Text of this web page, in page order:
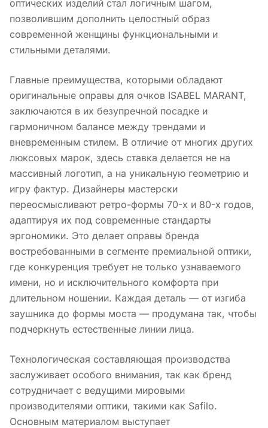
оптических изделий стал логичным шагом,
позволившим дополнить целостный образ
современной женщины функциональными и
стильными деталями.
Главные преимущества, которыми обладают
оригинальные оправы для очков ISABEL MARANT,
заключаются в их безупречной посадке и
гармоничном балансе между трендами и
вневременным стилем. В отличие от многих других
люксовых марок, здесь ставка делается не на
массивный логотип, а на уникальную геометрию и
игру фактур. Дизайнеры мастерски
переосмысливают ретро-формы 70-х и 80-х годов,
адаптируя их под современные стандарты
эргономики. Это делает оправы бренда
востребованными в сегменте премиальной оптики,
где конкуренция требует не только узнаваемого
имени, но и исключительного комфорта при
длительном ношении. Каждая деталь — от изгиба
заушника до формы моста — продумана так, чтобы
подчеркнуть естественные линии лица.
Технологическая составляющая производства
заслуживает особого внимания, так как бренд
сотрудничает с ведущими мировыми
производителями оптики, такими как Safilo.
Основным материалом выступает